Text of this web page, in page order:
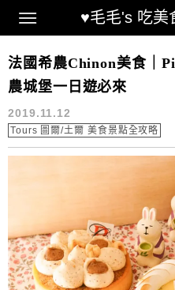
♥毛毛's 吃美
Main Menu
Chinon Best Pâtisserie
法國希農Chinon美食｜
農城堡一日遊必來
2019.11.12
Tours 圖爾/土爾 美食景點全攻略